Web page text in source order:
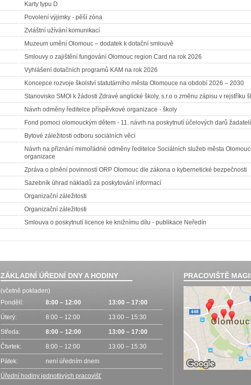
Karty typu D
Povolení výjimky - pěší zóna
Zvláštní užívání komunikací
Muzeum umění Olomouc – dodatek k dotační smlouvě
Smlouvy o zajištění fungování Olomouc region Card na rok 2026
Vyhlášení dotačních programů KAM na rok 2026
Koncepce rozvoje školství statutárního města Olomouce na období 2026 – 2030
Stanovisko SMOl k žádosti Zdravé anglické školy, s.r.o o změnu zápisu v rejstříku
Návrh odměny ředitelce příspěvkové organizace - školy
Fond pomoci olomouckým dětem - 11. návrh na poskytnutí účelových darů
Bytové záležitosti odboru sociálních věcí
Návrh na přiznání mimořádné odměny ředitelce Sociálních služeb města
organizace
Zpráva o plnění povinností ORP Olomouc dle zákona o kybernetické bezpečnosti
Sazebník úhrad nákladů za poskytování informací
Organizační záležitosti
Organizační záležitosti
Smlouva o poskytnutí licence ke knižnímu dílu - publikace Neředín
ZÁKLADNÍ ÚŘEDNÍ DNY A HODINY
(včetně pokladen)
Pondělí:
8:00 – 12:00 13:00 – 17:00
Úterý: 8:00 – 12:00 13:00 – 15:30
Středa: 8:00 – 12:00 13:00 – 17:00
Čtvrtek: 8:00 – 12:00 13:00 – 15:30
Pátek: není úředním dnem
Úřední hodiny jednotlivých pracovišť
PRACOVIŠTĚ